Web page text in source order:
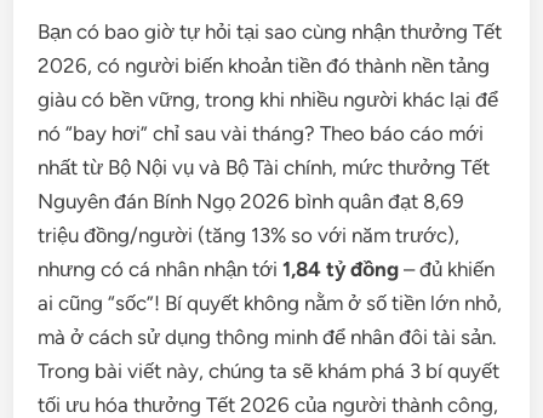
Bạn có bao giờ tự hỏi tại sao cùng nhận thưởng Tết
2026, có người biến khoản tiền đó thành nền tảng
giàu có bền vững, trong khi nhiều người khác lại để
nó “bay hơi” chỉ sau vài tháng? Theo báo cáo mới
nhất từ Bộ Nội vụ và Bộ Tài chính, mức thưởng Tết
Nguyên đán Bính Ngọ 2026 bình quân đạt 8,69
triệu đồng/người (tăng 13% so với năm trước),
nhưng có cá nhân nhận tới1,84 tỷ đồng – đủ khiến
ai cũng “sốc”! Bí quyết không nằm ở số tiền lớn nhỏ,
mà ở cách sử dụng thông minh để nhân đôi tài sản.
Trong bài viết này, chúng ta sẽ khám phá 3 bí quyết
tối ưu hóa thưởng Tết 2026 của người thành công,